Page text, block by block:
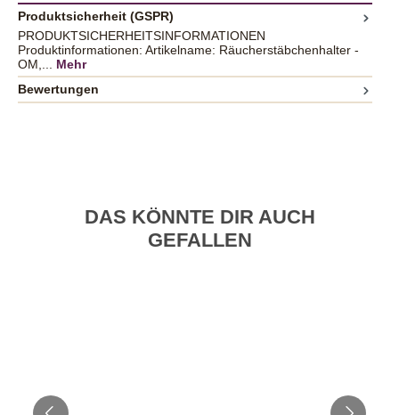
Produktsicherheit (GSPR)
PRODUKTSICHERHEITSINFORMATIONEN
Produktinformationen: Artikelname: Räucherstäbchenhalter -
OM,... Mehr
Bewertungen
DAS KÖNNTE DIR AUCH
GEFALLEN